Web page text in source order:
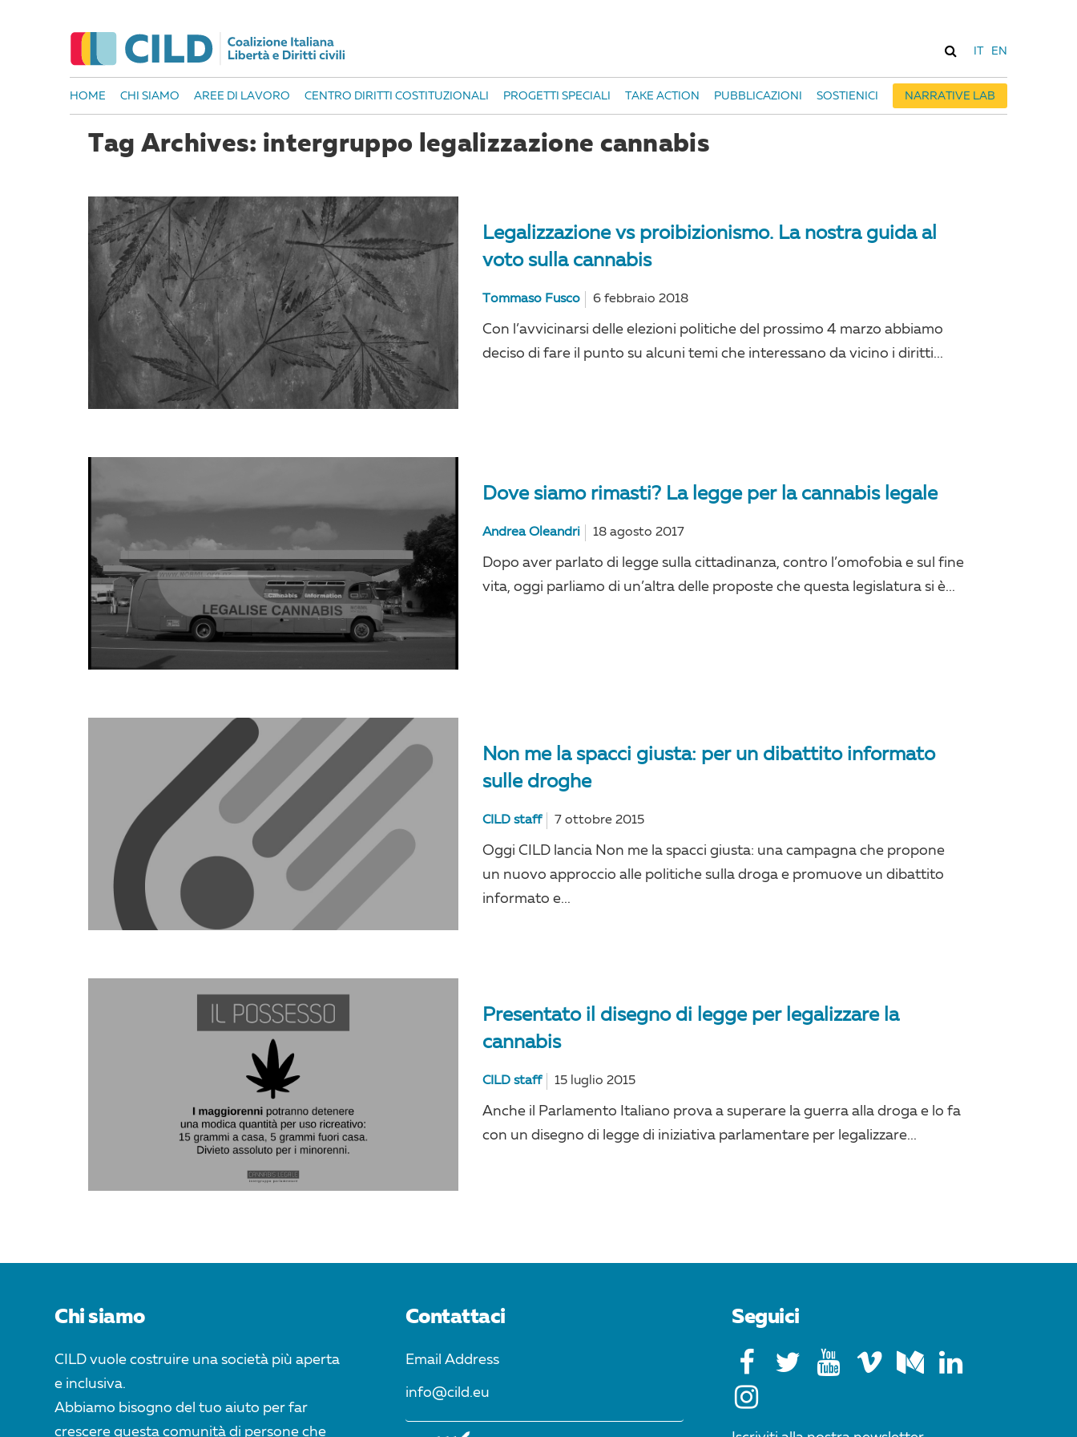
EN
HOME CHI SIAMO AREE DI LAVORO CENTRO DIRITTI COSTITUZIONALI PROGETTI SPECIALI TAKE ACTION PUBBLICAZIONI SOSTIENICI NARRATIVE LAB
Tag Archives: intergruppo legalizzazione cannabis
Legalizzazione vs proibizionismo. La nostra guida al
voto sulla cannabis
Tommaso Fusco 6 febbraio 2018
Con l’avvicinarsi delle elezioni politiche del prossimo 4 marzo abbiamo
deciso di fare il punto su alcuni temi che interessano da vicino i diritti...
Dove siamo rimasti? La legge per la cannabis legale
Andrea Oleandri 18 agosto 2017
Dopo aver parlato di legge sulla cittadinanza, contro l’omofobia e sul fine
vita, oggi parliamo di un’altra delle proposte che questa legislatura si è...
Non me la spacci giusta: per un dibattito informato
sulle droghe
CILD staff 7 ottobre 2015
Oggi CILD lancia Non me la spacci giusta: una campagna che propone
un nuovo approccio alle politiche sulla droga e promuove un dibattito
informato e...
Presentato il disegno di legge per legalizzare la
cannabis
CILD staff 15 luglio 2015
Anche il Parlamento Italiano prova a superare la guerra alla droga e lo fa
con un disegno di legge di iniziativa parlamentare per legalizzare...
Chi siamo
CILD vuole costruire una società più aperta
e inclusiva.
Abbiamo bisogno del tuo aiuto per far
crescere questa comunità di persone che
Contattaci
Email Address
info@cild.eu
Seguici